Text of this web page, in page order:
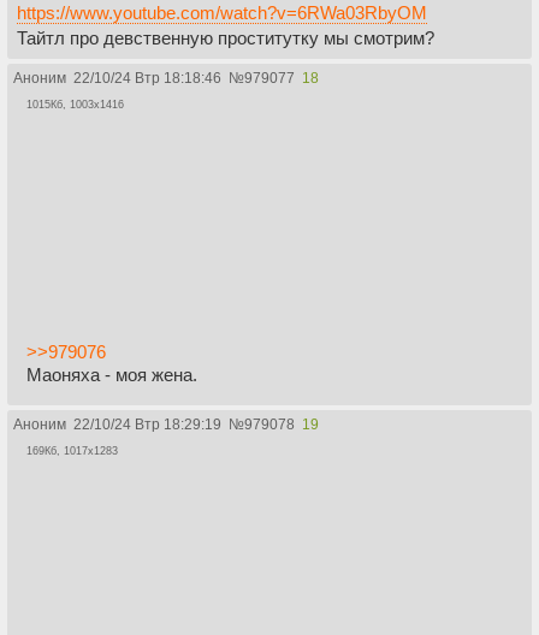
https://www.youtube.com/watch?v=6RWa03RbyOM
Тайтл про девственную проститутку мы смотрим?
Аноним 22/10/24 Втр 18:18:46 №979077 18
1015Кб, 1003x1416
>>979076
Маоняха - моя жена.
Аноним 22/10/24 Втр 18:29:19 №979078 19
169Кб, 1017x1283